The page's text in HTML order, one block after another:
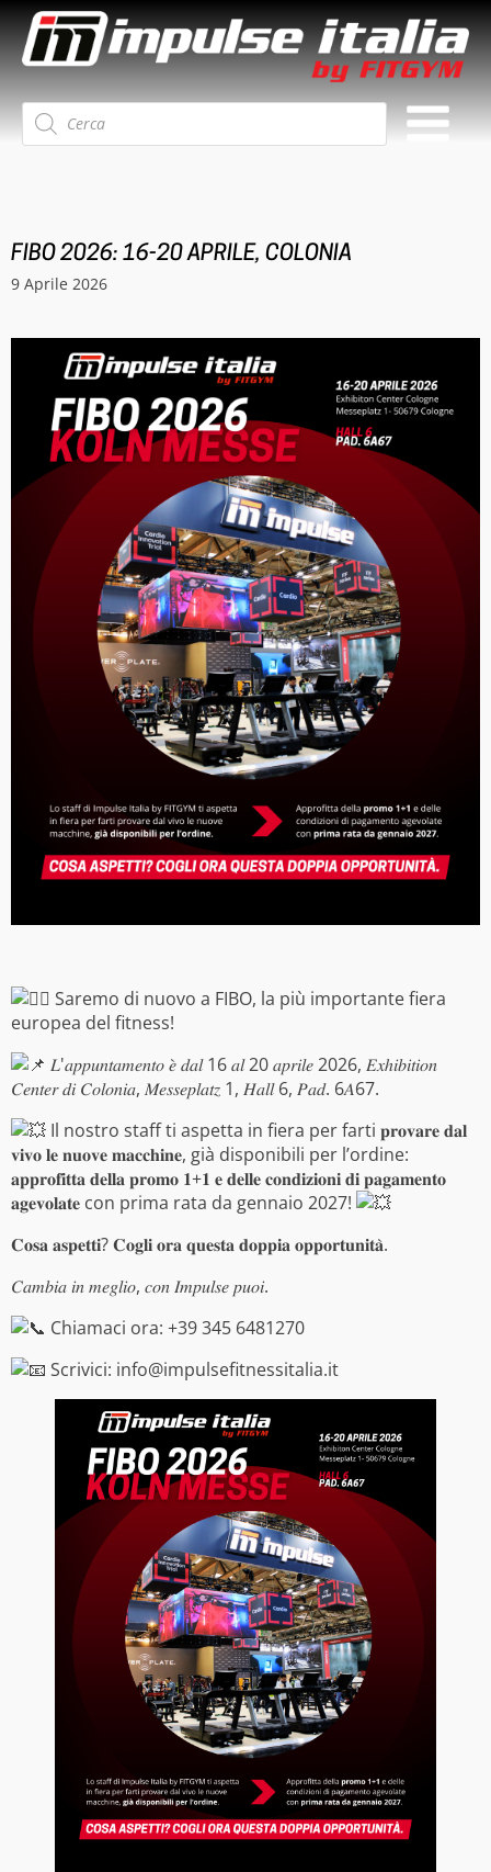
Ricerca
prodotti
FIBO 2026: 16-20 APRILE, COLONIA
9 Aprile 2026
Saremo di nuovo a FIBO, la più importante fiera
europea del fitness!
𝐿'𝑎𝑝𝑝𝑢𝑛𝑡𝑎𝑚𝑒𝑛𝑡𝑜 𝑒̀ 𝑑𝑎𝑙 16 𝑎𝑙 20 𝑎𝑝𝑟𝑖𝑙𝑒 2026, 𝐸𝑥ℎ𝑖𝑏𝑖𝑡𝑖𝑜𝑛
𝐶𝑒𝑛𝑡𝑒𝑟 𝑑𝑖 𝐶𝑜𝑙𝑜𝑛𝑖𝑎, 𝑀𝑒𝑠𝑠𝑒𝑝𝑙𝑎𝑡𝑧 1, 𝐻𝑎𝑙𝑙 6, 𝑃𝑎𝑑. 6𝐴67.
Il nostro staff ti aspetta in fiera per farti 𝐩𝐫𝐨𝐯𝐚𝐫𝐞 𝐝𝐚𝐥
𝐯𝐢𝐯𝐨 𝐥𝐞 𝐧𝐮𝐨𝐯𝐞 𝐦𝐚𝐜𝐜𝐡𝐢𝐧𝐞, già disponibili per l’ordine:
𝐚𝐩𝐩𝐫𝐨𝐟𝐢𝐭𝐭𝐚 𝐝𝐞𝐥𝐥𝐚 𝐩𝐫𝐨𝐦𝐨 𝟏+𝟏 𝐞 𝐝𝐞𝐥𝐥𝐞 𝐜𝐨𝐧𝐝𝐢𝐳𝐢𝐨𝐧𝐢 𝐝𝐢 𝐩𝐚𝐠𝐚𝐦𝐞𝐧𝐭𝐨
𝐚𝐠𝐞𝐯𝐨𝐥𝐚𝐭𝐞 con prima rata da gennaio 2027!
𝐂𝐨𝐬𝐚 𝐚𝐬𝐩𝐞𝐭𝐭𝐢? 𝐂𝐨𝐠𝐥𝐢 𝐨𝐫𝐚 𝐪𝐮𝐞𝐬𝐭𝐚 𝐝𝐨𝐩𝐩𝐢𝐚 𝐨𝐩𝐩𝐨𝐫𝐭𝐮𝐧𝐢𝐭𝐚̀.
𝐶𝑎𝑚𝑏𝑖𝑎 𝑖𝑛 𝑚𝑒𝑔𝑙𝑖𝑜, 𝑐𝑜𝑛 𝐼𝑚𝑝𝑢𝑙𝑠𝑒 𝑝𝑢𝑜𝑖.
Chiamaci ora: +39 345 6481270
Scrivici: info@impulsefitnessitalia.it